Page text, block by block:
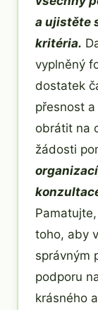
a ujistěte
kritéria.
vyplněný
dostatek
přesnost
obrátit na
žádosti
toho, aby
správným
podporu
krásného